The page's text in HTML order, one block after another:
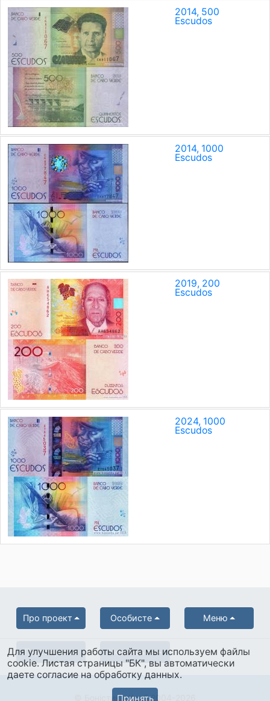
2014, 500
Escudos
2014, 1000
Escudos
2019, 200
Escudos
2024, 1000
Escudos
Про проект Особисте Меню
Партнерам Українська
© Боністика-Клуб 2004-2026
Для улучшения работы сайта мы используем файлы
cookie. Листая страницы "БК", вы автоматически
даете согласие на обработку данных.
Принять